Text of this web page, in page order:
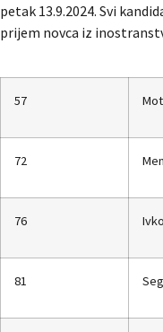
petak 13.9.2024. Svi
prijem novca iz
57
72
76
81